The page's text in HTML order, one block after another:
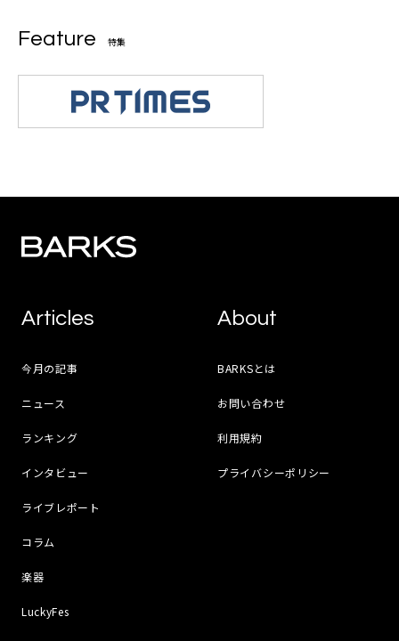
Feature 特集
Articles
今月の記事
ニュース
ランキング
インタビュー
ライブレポート
コラム
楽器
LuckyFes
About
BARKSとは
お問い合わせ
利用規約
プライバシーポリシー